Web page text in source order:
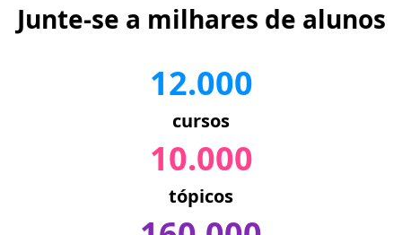
Junte-se a milhares de alunos
12.000
cursos
10.000
tópicos